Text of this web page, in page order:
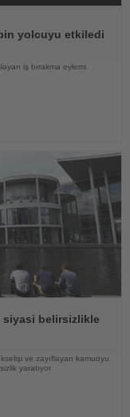
yolcuyu etkiledi
iş bırakma eylemi
siyasi belirsizlikle
ve zayıflayan kamuoyu
yaratıyor